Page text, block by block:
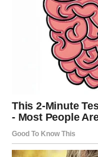
Previše razmišljate
Zvijezde vam
probuditi osjećaje
Srce traži
objasniti
Pred vama su